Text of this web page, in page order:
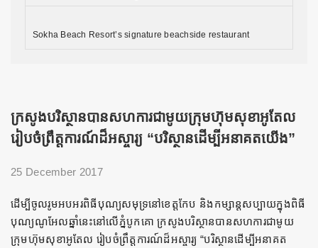
Sokha Beach Resort’s signature beachside restaurant
ក្រសូងបរិស្ថានបានសហការជាមូយក្រុមហ៊ុមសុខាអូតែល
រៀបចំព្រឹត្តការណ៍ដ៏អស្ចារ្យ “បរិស្ថានដើម្បីអនាគតយើង”
25 December 2017
ដើម្បីចូលរូមអបអរពិធីបុណ្យសមុទ្រនៅខេត្តកែប និងកម្សាន្តសប្បាយក្នុងពិធី
បុណ្យណូអែលឆ្នាំនេះនៅលើភ្នំបូកគោ ក្រសូងបរិស្ថានបានសហការជាមូយ
ក្រុមហ៊ុមសុខាអូតែល រៀបចំព្រឹត្តការណ៍ដ៏អស្ចារ្យ “បរិស្ថានដើម្បីអនាគត